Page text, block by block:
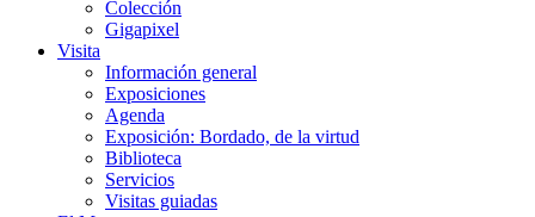
Colección
Gigapixel
Visita
Información general
Exposiciones
Agenda
Exposición: Bordado, de la virtud
Biblioteca
Servicios
Visitas guiadas